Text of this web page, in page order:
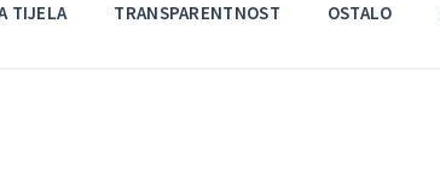
TIJELA TRANSPARENTNOST OSTALO